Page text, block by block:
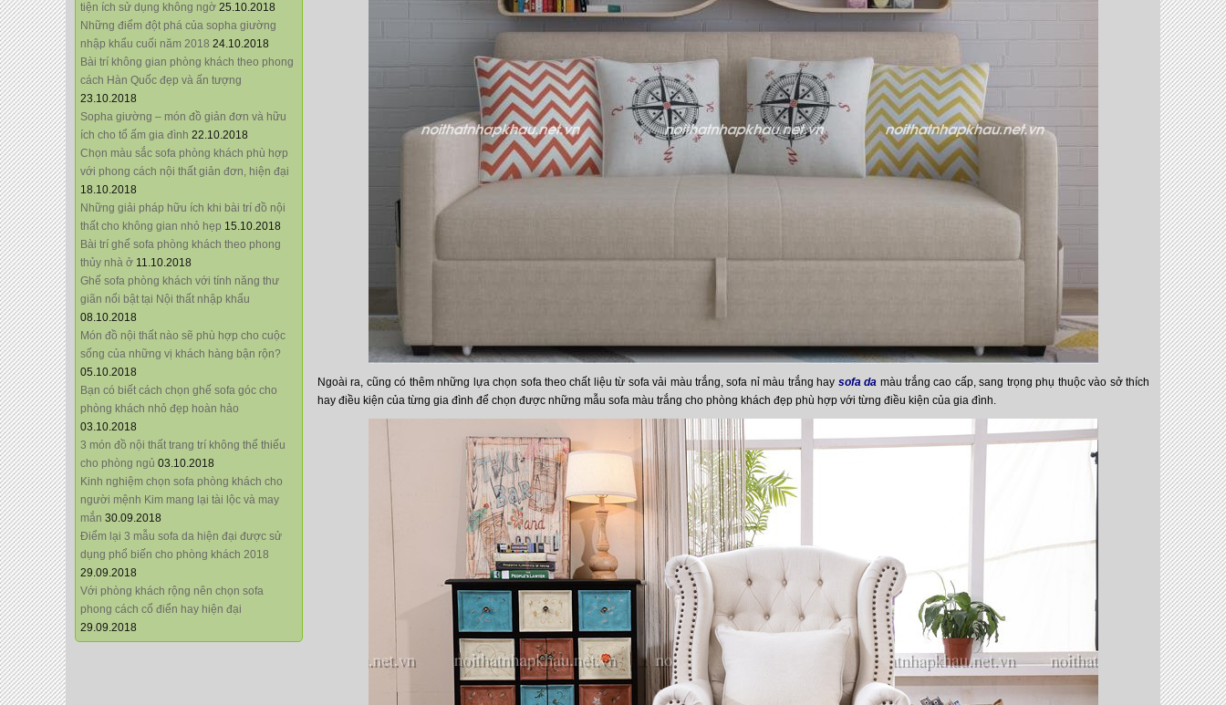
tiện ích sử dụng không ngờ 25.10.2018
Những điểm đột phá của sopha giường
nhập khẩu cuối năm 2018 24.10.2018
Bài trí không gian phòng khách theo phong
cách Hàn Quốc đẹp và ấn tượng
23.10.2018
Sopha giường – món đồ giản đơn và hữu
ích cho tổ ấm gia đình 22.10.2018
Chọn màu sắc sofa phòng khách phù hợp
với phong cách nội thất giản đơn, hiện đại
18.10.2018
Những giải pháp hữu ích khi bài trí đồ nội
thất cho không gian nhỏ hẹp 15.10.2018
Bài trí ghế sofa phòng khách theo phong
thủy nhà ở 11.10.2018
Ghế sofa phòng khách với tính năng thư
giãn nổi bật tại Nội thất nhập khẩu
08.10.2018
Món đồ nội thất nào sẽ phù hợp cho cuộc
sống của những vị khách hàng bận rộn?
05.10.2018
Bạn có biết cách chọn ghế sofa góc cho
phòng khách nhỏ đẹp hoàn hảo
03.10.2018
3 món đồ nội thất trang trí không thể thiếu
cho phòng ngủ 03.10.2018
Kinh nghiệm chọn sofa phòng khách cho
người mệnh Kim mang lại tài lộc và may
mắn 30.09.2018
Điểm lại 3 mẫu sofa da hiện đại được sử
dụng phổ biến cho phòng khách 2018
29.09.2018
Với phòng khách rộng nên chọn sofa
phong cách cổ điển hay hiện đại
29.09.2018
Ngoài ra, cũng có thêm những lựa chọn sofa theo chất liệu từ sofa vải màu trắng, sofa nỉ màu trắng hay sofa da màu trắng cao cấp, sang trọng phụ thuộc vào sở thích
hay điều kiện của từng gia đình để chọn được những mẫu sofa màu trắng cho phòng khách đẹp phù hợp với từng điều kiện của gia đình.